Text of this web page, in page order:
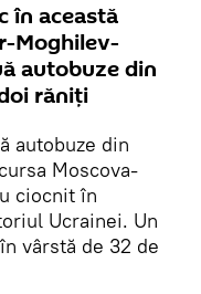
în această
Moghilev-
autobuze din
răniți
autobuze din
Moscova-
ciocnit în
Ucrainei. Un
vârstă de 32 de